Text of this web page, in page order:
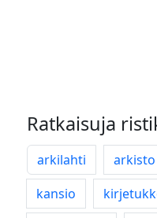
Ratkaisuja
arkilahti arkisto
kansio